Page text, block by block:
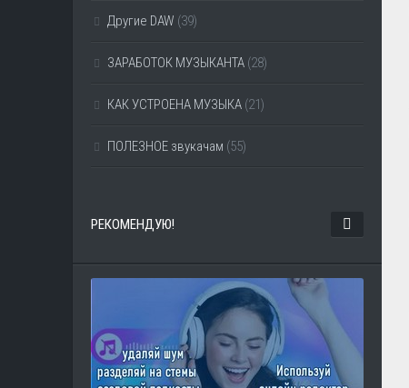
Другие DAW (39)
ЗАРАБОТОК МУЗЫКАНТА (28)
КАК УСТРОЕНА МУЗЫКА (21)
ПОЛЕЗНОЕ звукачам (55)
РЕКОМЕНДУЮ!